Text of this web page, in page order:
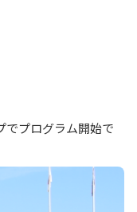
でプログラム開始で